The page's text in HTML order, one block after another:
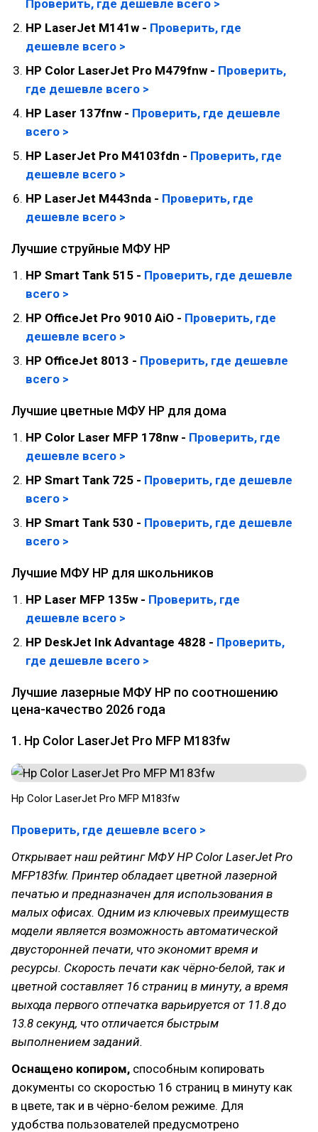
Проверить, где дешевле всего >
HP LaserJet M141w - Проверить, где
дешевле всего >
HP Color LaserJet Pro M479fnw - Проверить,
где дешевле всего >
HP Laser 137fnw - Проверить, где дешевле
всего >
HP LaserJet Pro M4103fdn - Проверить, где
дешевле всего >
HP LaserJet M443nda - Проверить, где
дешевле всего >
Лучшие струйные МФУ HP
HP Smart Tank 515 - Проверить, где дешевле
всего >
HP OfficeJet Pro 9010 AiO - Проверить, где
дешевле всего >
HP OfficeJet 8013 - Проверить, где дешевле
всего >
Лучшие цветные МФУ HP для дома
HP Color Laser MFP 178nw - Проверить, где
дешевле всего >
HP Smart Tank 725 - Проверить, где дешевле
всего >
HP Smart Tank 530 - Проверить, где дешевле
всего >
Лучшие МФУ HP для школьников
HP Laser MFP 135w - Проверить, где
дешевле всего >
HP DeskJet Ink Advantage 4828 - Проверить,
где дешевле всего >
Лучшие лазерные МФУ HP по соотношению
цена-качество 2026 года
1. Hp Color LaserJet Pro MFP M183fw
Hp Color LaserJet Pro MFP M183fw
Проверить, где дешевле всего >
Открывает наш рейтинг МФУ HP Color LaserJet Pro
MFP183fw. Принтер обладает цветной лазерной
печатью и предназначен для использования в
малых офисах. Одним из ключевых преимуществ
модели является возможность автоматической
двусторонней печати, что экономит время и
ресурсы. Скорость печати как чёрно-белой, так и
цветной составляет 16 страниц в минуту, а время
выхода первого отпечатка варьируется от 11.8 до
13.8 секунд, что отличается быстрым
выполнением заданий.
Оснащено копиром, способным копировать
документы со скоростью 16 страниц в минуту как
в цвете, так и в чёрно-белом режиме. Для
удобства пользователей предусмотрено